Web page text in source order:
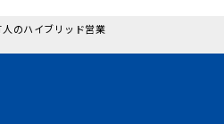
のハイブリッド営業